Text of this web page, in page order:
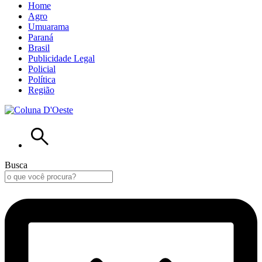
Home
Agro
Umuarama
Paraná
Brasil
Publicidade Legal
Policial
Política
Região
Busca